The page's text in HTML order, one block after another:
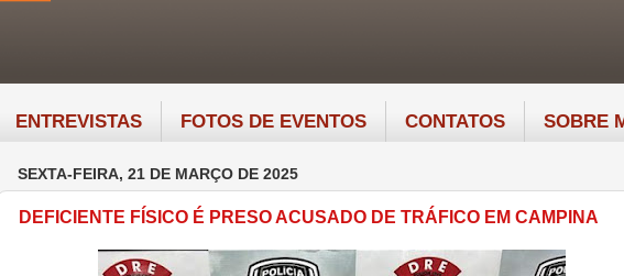
ENTREVISTAS FOTOS DE EVENTOS CONTATOS SOBRE
SEXTA-FEIRA, 21 DE MARÇO DE 2025
DEFICIENTE FÍSICO É PRESO ACUSADO DE TRÁFICO EM CAMPINA